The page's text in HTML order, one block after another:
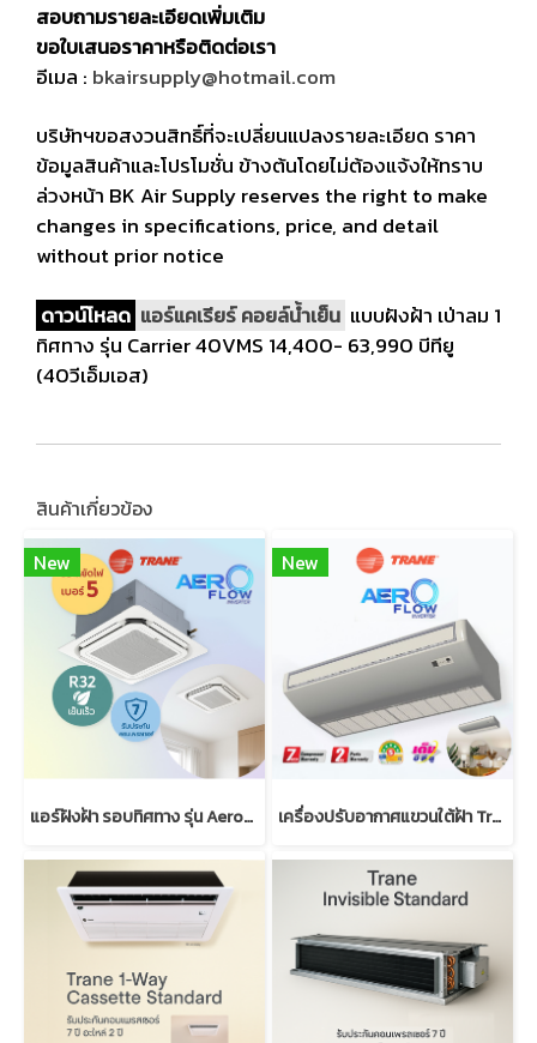
สอบถามรายละเอียดเพิ่มเติม
ขอใบเสนอราคาหรือติดต่อเรา
อีเมล : bkairsupply@hotmail.com
บริษัทฯขอสงวนสิทธิ์ที่จะเปลี่ยนแปลงรายละเอียด ราคา
ข้อมูลสินค้าและโปรโมชั่น ข้างต้นโดยไม่ต้องแจ้งให้ทราบ
ล่วงหน้า BK Air Supply reserves the right to make
changes in specifications, price, and detail
without prior notice
ดาวน์โหลด แอร์แคเรียร์ คอยล์น้ำเย็น แบบฝังฝ้า เป่าลม 1
ทิศทาง รุ่น Carrier 40VMS 14,400- 63,990 บีทียู
(40วีเอ็มเอส)
สินค้าเกี่ยวข้อง
New
แอร์ฝังฝ้า รอบทิศทาง รุ่น AeroFlow Inverter | Trane Cassette
New
เครื่องปรับอากาศแขวนใต้ฝ้า Trane AeroFlow Inverter